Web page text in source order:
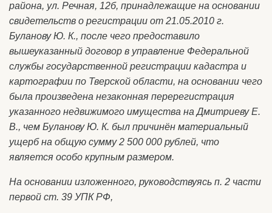
района, ул. Речная, 12б, принадлежащие на основании
свидетельств о регистрации от 21.05.2010 г.
Буланову Ю. К., после чего предоставило
вышеуказанный договор в управление Федеральной
службы государственной регистрации кадастра и
картографии по Тверской области, на основании чего
была произведена незаконная перерегистрация
указанного недвижимого имущества на Дмитриеву Е.
В., чем Буланову Ю. К. был причинён материальный
ущерб на общую сумму 2 500 000 рублей, что
является особо крупным размером.
На основании изложенного, руководствуясь п. 2 части
первой ст. 39 УПК РФ,